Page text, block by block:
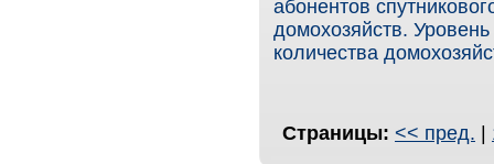
абонентов
домохозяйств.
количества
Страницы: << пред. |